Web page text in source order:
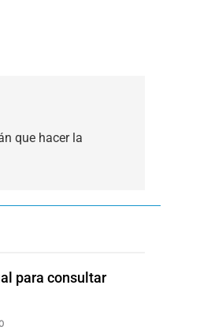
que hacer la
para consultar